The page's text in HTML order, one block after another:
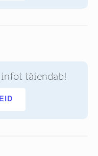
infot täiendab!